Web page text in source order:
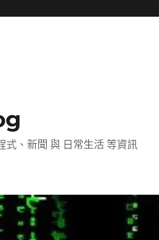
式、新聞 與 日常生活 等資訊